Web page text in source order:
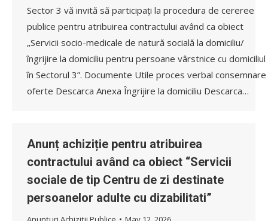
Sector 3 vă invită să participați la procedura de cereree
publice pentru atribuirea contractului având ca obiect
„Servicii socio-medicale de natură socială la domiciliu/
îngrijire la domiciliu pentru persoane vârstnice cu domiciliul
în Sectorul 3”. Documente Utile proces verbal consemnare
oferte Descarca Anexa Îngrijire la domiciliu Descarca…
Anunț achiziție pentru atribuirea
contractului având ca obiect “Servicii
sociale de tip Centru de zi destinate
persoanelor adulte cu dizabilitati”